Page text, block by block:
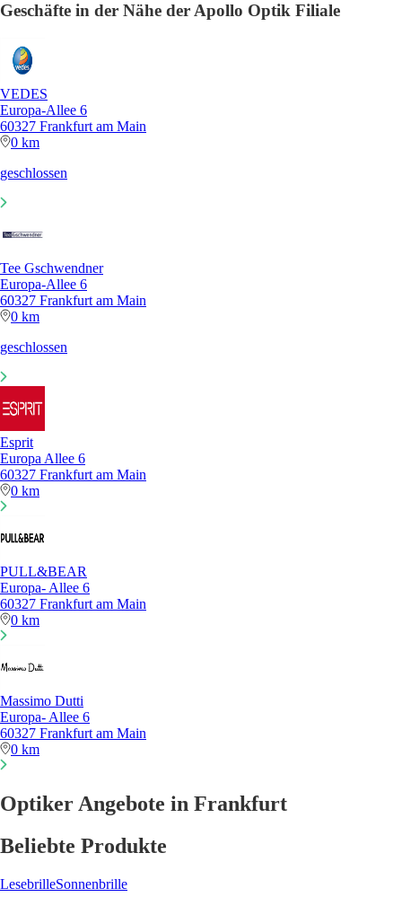
Geschäfte in der Nähe der Apollo Optik Filiale
VEDES
Europa-Allee 6
60327 Frankfurt am Main
0 km
geschlossen
Tee Gschwendner
Europa-Allee 6
60327 Frankfurt am Main
0 km
geschlossen
Esprit
Europa Allee 6
60327 Frankfurt am Main
0 km
PULL&BEAR
Europa- Allee 6
60327 Frankfurt am Main
0 km
Massimo Dutti
Europa- Allee 6
60327 Frankfurt am Main
0 km
Optiker Angebote in Frankfurt
Beliebte Produkte
LesebrilleSonnenbrille